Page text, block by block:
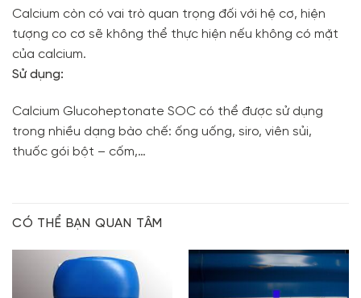
Calcium còn có vai trò quan trọng đối với hệ cơ, hiện
tượng co cơ sẽ không thể thực hiện nếu không có mặt
của calcium.
Sử dụng:
Calcium Glucoheptonate SOC có thể được sử dụng
trong nhiều dạng bào chế: ống uống, siro, viên sủi,
thuốc gói bột – cốm,…
CÓ THỂ BẠN QUAN TÂM